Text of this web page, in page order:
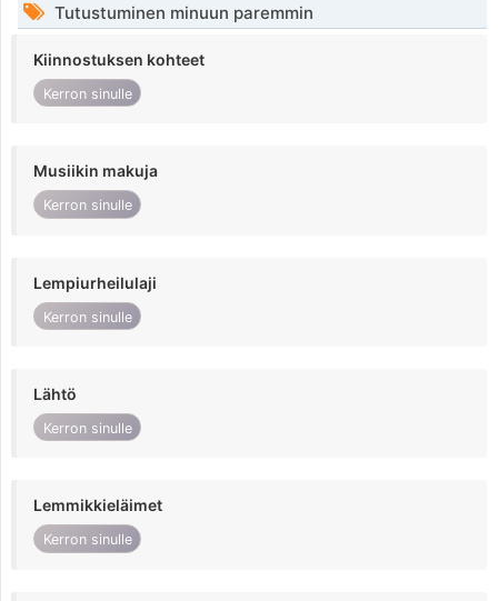
Tutustuminen minuun paremmin
Kiinnostuksen kohteet
Kerron sinulle
Musiikin makuja
Kerron sinulle
Lempiurheilulaji
Kerron sinulle
Lähtö
Kerron sinulle
Lemmikkieläimet
Kerron sinulle